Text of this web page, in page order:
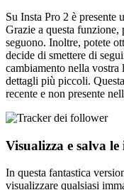
Su Insta Pro 2 è
Grazie a questa
seguono. Inoltre, potete
decide di smettere di
cambiamento nella
dettagli più piccoli.
recente e non presente
Visualizza e salva
In questa fantastica
visualizzare qualsiasi